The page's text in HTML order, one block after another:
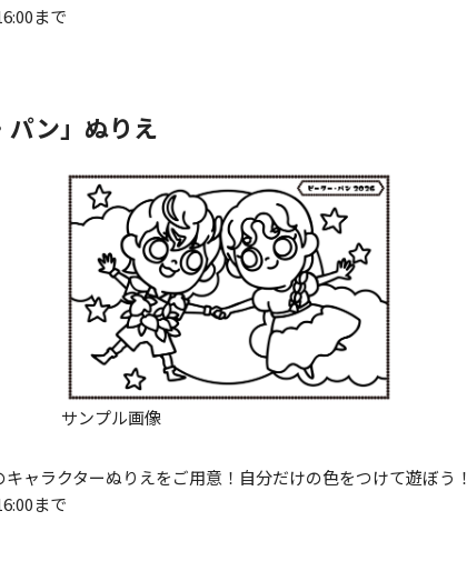
まで
ン」 ぬりえ
サンプル画像
キャラクターぬりえをご用意！自分だけの色をつけて遊ぼう！
まで